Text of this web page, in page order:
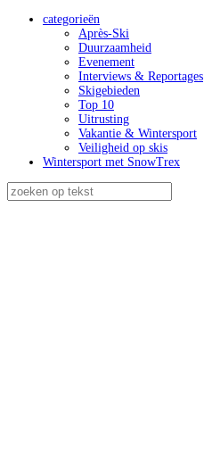
categorieën
Après-Ski
Duurzaamheid
Evenement
Interviews & Reportages
Skigebieden
Top 10
Uitrusting
Vakantie & Wintersport
Veiligheid op skis
Wintersport met SnowTrex